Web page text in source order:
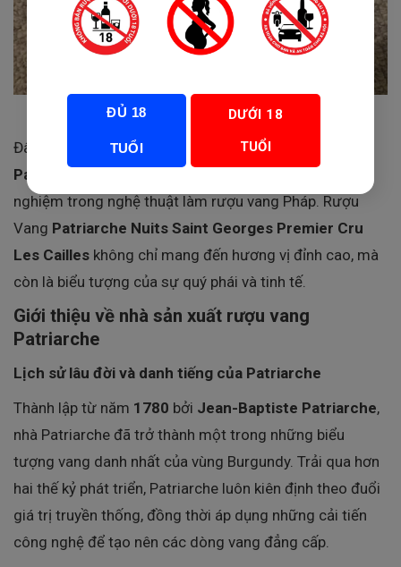
Đây là sản phẩm của
nhà sản xuất vang lâu đời
Patriarche
nghiệm trong nghệ thuật làm rượu vang Pháp. Rượu
Vang Patriarche Nuits Saint Georges Premier Cru
Les Cailles không chỉ mang đến hương vị đỉnh cao, mà
còn là biểu tượng của sự quý phái và tinh tế.
Giới thiệu về nhà sản xuất rượu vang
Patriarche
Lịch sử lâu đời và danh tiếng của Patriarche
Thành lập từ năm 1780 bởi Jean-Baptiste Patriarche,
nhà Patriarche đã trở thành một trong những biểu
tượng vang danh nhất của vùng Burgundy. Trải qua hơn
hai thế kỷ phát triển, Patriarche luôn kiên định theo đuổi
giá trị truyền thống, đồng thời áp dụng những cải tiến
công nghệ để tạo nên các dòng vang đẳng cấp.
ĐỦ 18
TUỔI
DƯỚI 18
TUỔI